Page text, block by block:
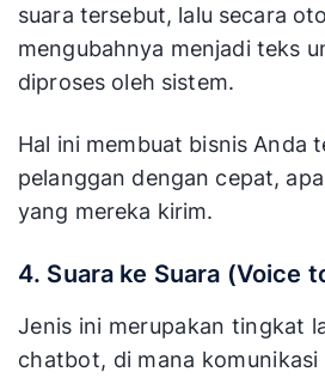
suara tersebut, lalu secara
mengubahnya menjadi teks
diproses oleh sistem.
Hal ini membuat bisnis Anda
pelanggan dengan cepat,
yang mereka kirim.
4. Suara ke Suara (Voice
Jenis ini merupakan tingkat
chatbot, di mana komunikasi